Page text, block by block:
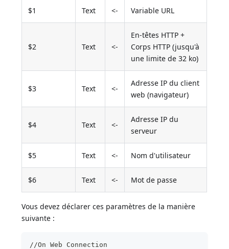
$1 Text <- Variable URL
$2 Text <-
En-têtes HTTP +
Corps HTTP (jusqu'à
une limite de 32 ko)
$3 Text <-
Adresse IP du client
web (navigateur)
$4 Text <-
Adresse IP du
serveur
$5 Text <- Nom d'utilisateur
$6 Text <- Mot de passe
Vous devez déclarer ces paramètres de la manière
suivante :
//On Web Connection